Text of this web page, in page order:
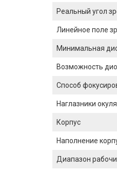
Реальный угол
Линейное поле
Минимальная
Возможность
Способ
Наглазники
Корпус
Наполнение
Диапазон